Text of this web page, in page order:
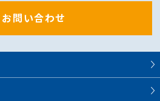
お問い合わせ